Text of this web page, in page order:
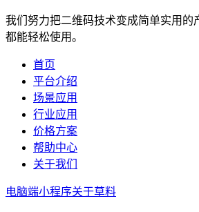
我们努力把二维码技术变成简单实用的
都能轻松使用。
首页
平台介绍
场景应用
行业应用
价格方案
帮助中心
关于我们
电脑端小程序关于草料